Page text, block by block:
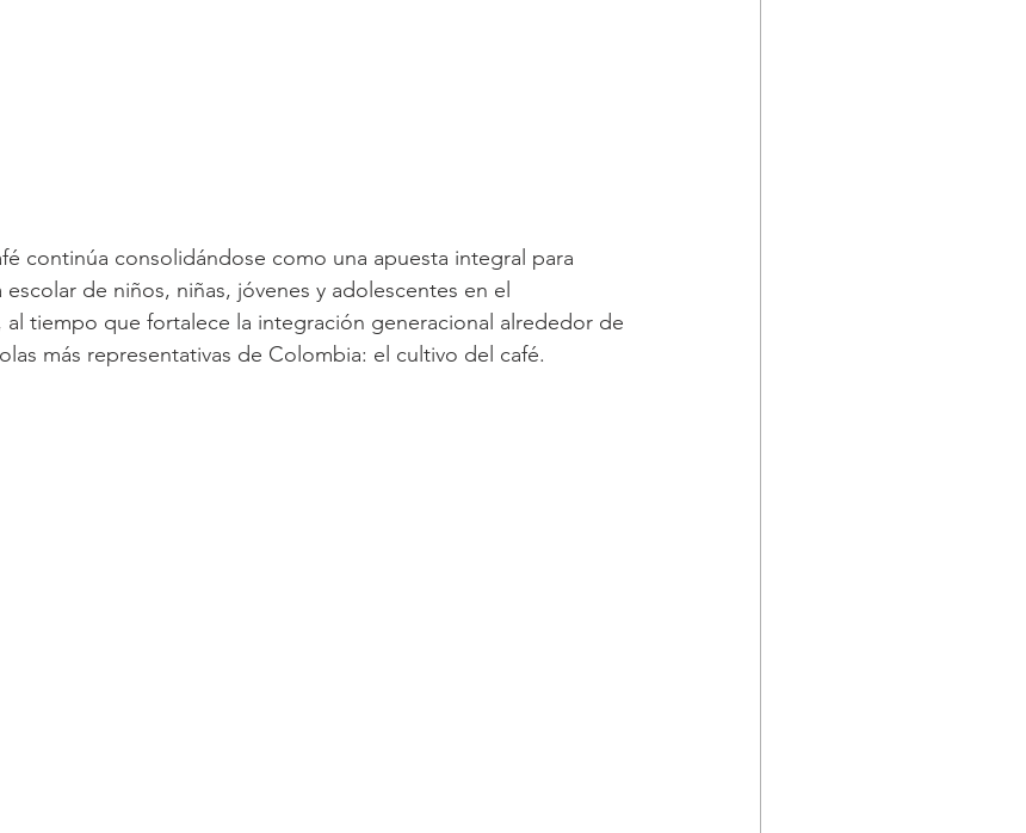
continúa consolidándose como una apuesta integral para
de niños, niñas, jóvenes y adolescentes en el
tiempo que fortalece la integración generacional alrededor de
más representativas de Colombia: el cultivo del café.